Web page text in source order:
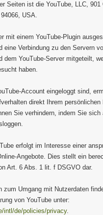
Seiten ist die YouTube, LLC, 901
USA.
mit einem YouTube-Plugin
eine Verbindung zu den Servern
dem YouTube-Server mitgeteilt,
haben.
Account eingeloggt sind,
direkt Ihrem persönlichen
Sie verhindern, indem Sie sich
erfolgt im Interesse einer
Angebote. Dies stellt ein
Art. 6 Abs. 1 lit. f DSGVO dar.
zum Umgang mit Nutzerdaten
von YouTube unter:
intl/de/policies/privacy.